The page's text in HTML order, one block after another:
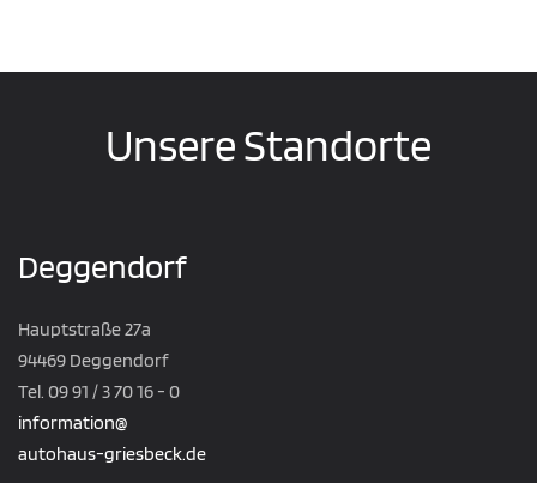
Unsere Standorte
Deggendorf
Hauptstraße 27a
94469 Deggendorf
Tel. 09 91 / 3 70 16 - 0
information@
autohaus-griesbeck.de